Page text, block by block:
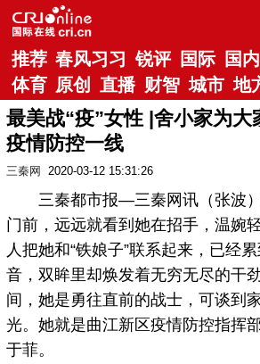
推荐 春风习习 锐评 国际 国内
体育 原创 直播 财智 城市 地
最美战“疫”女性 |舍小家为大
疫情防控一线
三秦网 2020-03-12 15:31:26
三秦都市报—三秦网讯（张波）
门前，远远就看到她在招手，温婉
人把她和“铁娘子”联系起来，已经
音，双眸里却焕发着无穷无尽的干
间，她是勇往直前的战士，可谈到
光。她就是曲江新区疫情防控指挥
于菲。